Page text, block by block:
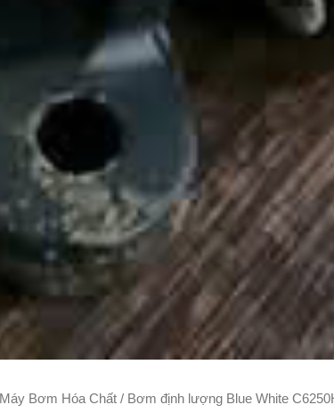
Máy Bơm Hóa Chất / Bơm định lượng Blue White